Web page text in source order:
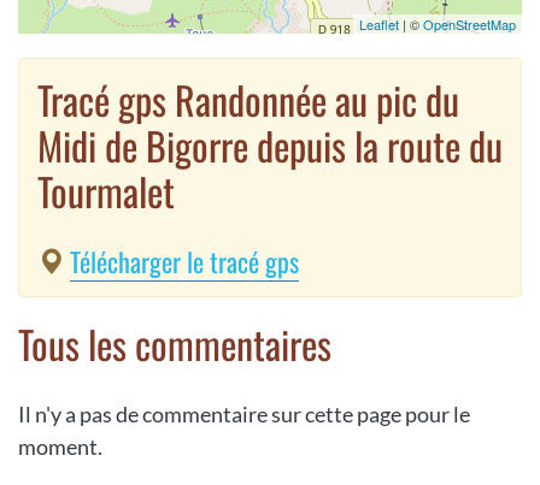
Leaflet | ©OpenStreetMap
Tracé gps Randonnée au pic du
Midi de Bigorre depuis la route du
Tourmalet
Télécharger le tracé gps
Tous les commentaires
Il n'y a pas de commentaire sur cette page pour le
moment.